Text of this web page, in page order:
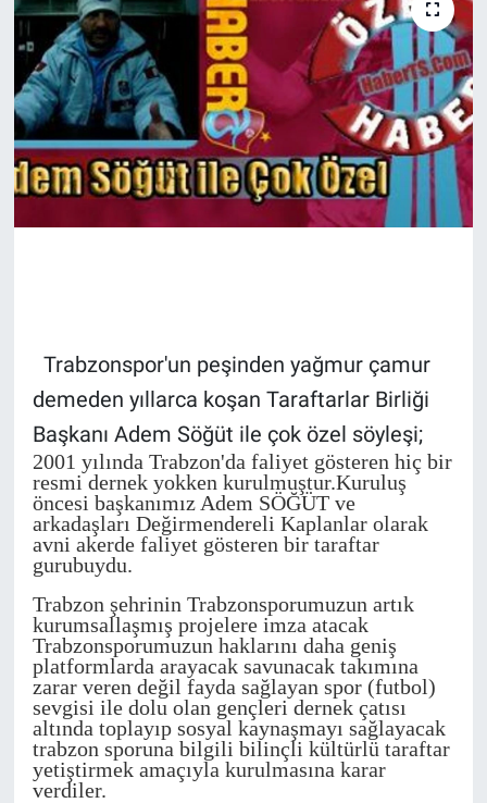
Trabzonspor'un peşinden yağmur çamur
demeden yıllarca koşan Taraftarlar Birliği
Başkanı Adem Söğüt ile çok özel söyleşi;
2001 yılında Trabzon'da faliyet gösteren hiç bir
resmi dernek yokken kurulmuştur.Kuruluş
öncesi başkanımız Adem SÖĞÜT ve
arkadaşları Değirmendereli Kaplanlar olarak
avni akerde faliyet gösteren bir taraftar
gurubuydu.
Trabzon şehrinin Trabzonsporumuzun artık
kurumsallaşmış projelere imza atacak
Trabzonsporumuzun haklarını daha geniş
platformlarda arayacak savunacak takımına
zarar veren değil fayda sağlayan spor (futbol)
sevgisi ile dolu olan gençleri dernek çatısı
altında toplayıp sosyal kaynaşmayı sağlayacak
trabzon sporuna bilgili bilinçli kültürlü taraftar
yetiştirmek amaçıyla kurulmasına karar
verdiler.
TV VE SİNEMA
BASKETBOL
SAĞLIK
GENEL
EKONOMİ
EĞİTİM
ÇEVRE
HABERDE İNSAN
POLİTİKA
SPOR
MAGAZİN
Bilim, Teknoloji